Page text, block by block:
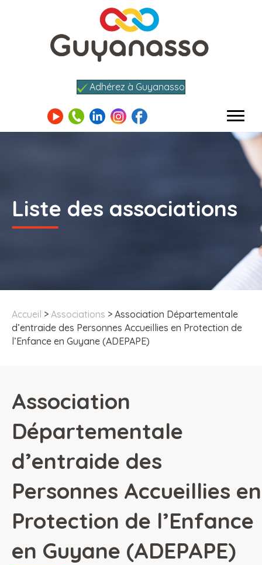
Adhérez à Guyanasso
Liste des associations
Accueil > Associations > Association Départementale
d’entraide des Personnes Accueillies en Protection de
l’Enfance en Guyane (ADEPAPE)
Association
Départementale
d’entraide des
Personnes Accueillies en
Protection de l’Enfance
en Guyane (ADEPAPE)